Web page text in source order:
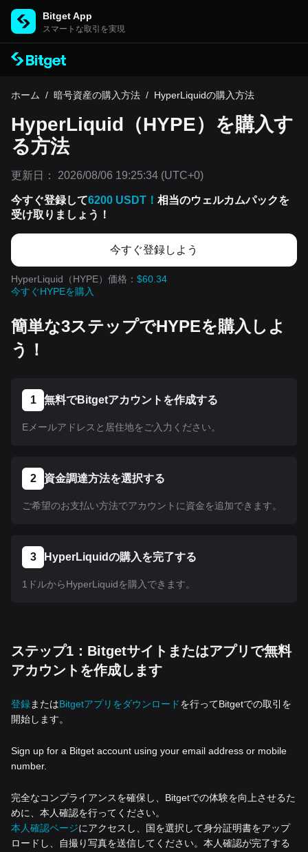
Bitget App
スマートな取引を実現
ホーム / 暗号資産の購入方法 / HyperLiquidの購入方法
HyperLiquid（HYPE）を購入す
る方法
更新日： 2026/08/06 19:25:34 (UTC+0)
今すぐ登録して6200 USDT！ 相当のウェルカムパックを
受け取りましょう！
今すぐ登録しよう
HyperLiquid（HYPE）価格： $60.34
今すぐHYPEを購入
簡単な3ステップでHYPEを購入しよ
う！
1 無料でBitgetアカウントを作成する
Eメールアドレスと居住地をご入力ください。
2 資金調達方法を選択する
ご希望のお支払い方法でアカウントに資金を追加できます。
3 HyperLiquidの購入を完了する
1ドルからHyperLiquidを購入できます。
ステップ1：Bitgetサイトまたはアプリで無料
アカウントを作成します
登録またはBitgetアプリをダウンロードを行ってBitgetでの取引を
開始します。
Sign up for a Bitget account using your email address or mobile
number.
完全なコンプライアンスを確保し、Bitgetでの体験を向上させるた
めに、本人確認を行ってください。
本人確認ページにアクセスし、国を選択して身分証明書をアップ
ロードし、自撮り写真を送信してください。本人確認が完了する